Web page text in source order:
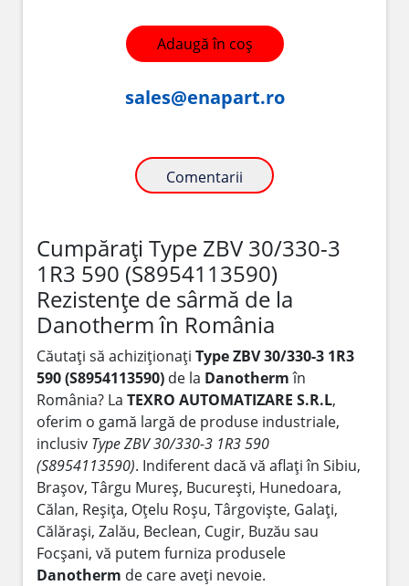
Adaugă în coș
sales@enapart.ro
Comentarii
Cumpărați Type ZBV 30/330-3
1R3 590 (S8954113590)
Rezistențe de sârmă de la
Danotherm în România
Căutați să achiziționați Type ZBV 30/330-3 1R3
590 (S8954113590) de la Danothermîn
România? La TEXRO AUTOMATIZARE S.R.L,
oferim o gamă largă de produse industriale,
inclusiv Type ZBV 30/330-3 1R3 590
(S8954113590). Indiferent dacă vă aflați în Sibiu,
Brașov, Târgu Mureș, București, Hunedoara,
Călan, Reșița, Oțelu Roșu, Târgoviște, Galați,
Călărași, Zalău, Beclean, Cugir, Buzău sau
Focșani, vă putem furniza produsele
Danotherm de care aveți nevoie.